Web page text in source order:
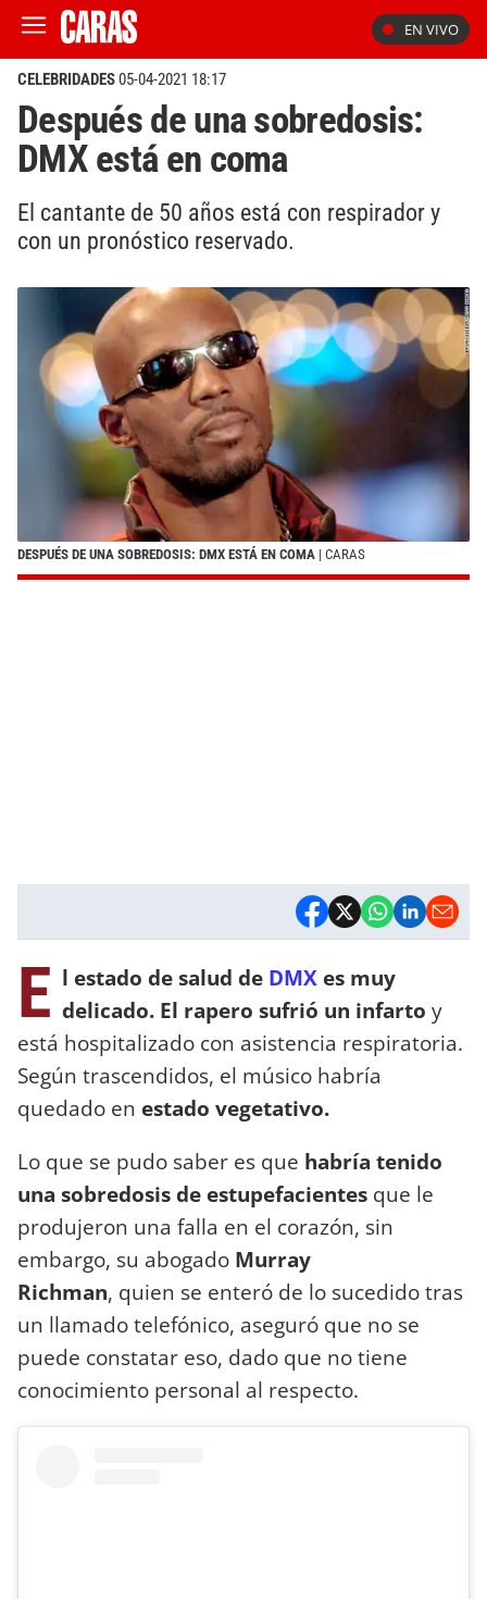
EN VIVO
CELEBRIDADES05-04-2021 18:17
Después de una sobredosis:
DMX está en coma
El cantante de 50 años está con respirador y
con un pronóstico reservado.
DESPUÉS DE UNA SOBREDOSIS: DMX ESTÁ EN COMA | CARAS
E l estado de salud de DMX es muy
delicado. El rapero sufrió un infarto y
está hospitalizado con asistencia respiratoria.
Según trascendidos, el músico habría
quedado en estado vegetativo.
Lo que se pudo saber es que habría tenido
una sobredosis de estupefacientes que le
produjeron una falla en el corazón, sin
embargo, su abogado Murray
Richman, quien se enteró de lo sucedido tras
un llamado telefónico, aseguró que no se
puede constatar eso, dado que no tiene
conocimiento personal al respecto.